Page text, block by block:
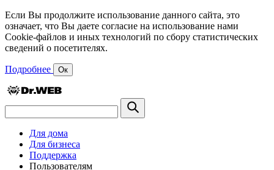
Если Вы продолжите использование данного сайта, это
означает, что Вы даете согласие на использование нами
Cookie-файлов и иных технологий по сбору статистических
сведений о посетителях.
Подробнее Ок
Для дома
Для бизнеса
Поддержка
Пользователям